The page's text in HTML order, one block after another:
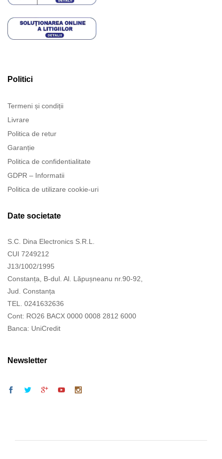
Politici
Termeni și condiții
Livrare
Politica de retur
Garanție
Politica de confidentialitate
GDPR – Informatii
Politica de utilizare cookie-uri
Date societate
S.C. Dina Electronics S.R.L.
CUI 7249212
J13/1002/1995
Constanța, B-dul. Al. Lăpușneanu nr.90-92,
Jud. Constanța
TEL. 0241632636
Cont: RO26 BACX 0000 0008 2812 6000
Banca: UniCredit
Newsletter